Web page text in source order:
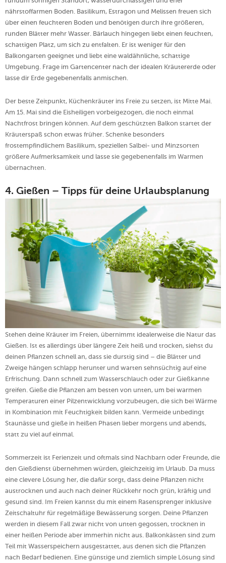
nährstoffarmen Boden. Basilikum, Estragon und Melissen freuen sich
über einen feuchteren Boden und benötigen durch ihre größeren,
runden Blätter mehr Wasser. Bärlauch hingegen liebt einen feuchten,
schattigen Platz, um sich zu entfalten. Er ist weniger für den
Balkongarten geeignet und liebt eine waldähnliche, schattige
Umgebung. Frage im Gartencenter nach der idealen Kräutererde oder
lasse dir Erde gegebenenfalls anmischen.
Der beste Zeitpunkt, Küchenkräuter ins Freie zu setzen, ist Mitte Mai.
Am 15. Mai sind die Eisheiligen vorbeigezogen, die noch einmal
Nachtfrost bringen können. Auf dem geschützten Balkon startet der
Kräuterspaß schon etwas früher. Schenke besonders
frostempfindlichem Basilikum, speziellen Salbei- und Minzsorten
größere Aufmerksamkeit und lasse sie gegebenenfalls im Warmen
übernachten.
4. Gießen – Tipps für deine Urlaubsplanung
Stehen deine Kräuter im Freien, übernimmt idealerweise die Natur das
Gießen. Ist es allerdings über längere Zeit heiß und trocken, siehst du
deinen Pflanzen schnell an, dass sie durstig sind – die Blätter und
Zweige hängen schlapp herunter und warten sehnsüchtig auf eine
Erfrischung. Dann schnell zum Wasserschlauch oder zur Gießkanne
greifen. Gieße die Pflanzen am besten von unten, um bei warmen
Temperaturen einer Pilzentwicklung vorzubeugen, die sich bei Wärme
in Kombination mit Feuchtigkeit bilden kann. Vermeide unbedingt
Staunässe und gieße in heißen Phasen lieber morgens und abends,
statt zu viel auf einmal.
Sommerzeit ist Ferienzeit und oftmals sind Nachbarn oder Freunde, die
den Gießdienst übernehmen würden, gleichzeitig im Urlaub. Da muss
eine clevere Lösung her, die dafür sorgt, dass deine Pflanzen nicht
austrocknen und auch nach deiner Rückkehr noch grün, kräftig und
gesund sind. Im Freien kannst du mit einem Rasensprenger inklusive
Zeitschaltuhr für regelmäßige Bewässerung sorgen. Deine Pflanzen
werden in diesem Fall zwar nicht von unten gegossen, trocknen in
einer heißen Periode aber immerhin nicht aus. Balkonkästen sind zum
Teil mit Wasserspeichern ausgestattet, aus denen sich die Pflanzen
nach Bedarf bedienen. Eine günstige und ziemlich simple Lösung sind